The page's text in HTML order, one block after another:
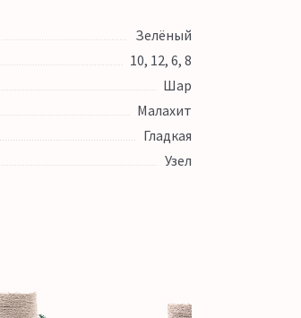
Зелёный
10, 12, 6, 8
Шар
Малахит
Гладкая
Узел